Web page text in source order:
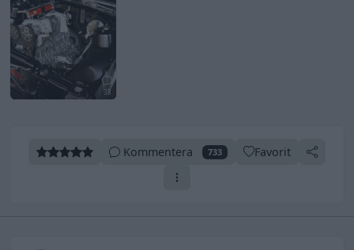
38
Kommentera 733 Favorit